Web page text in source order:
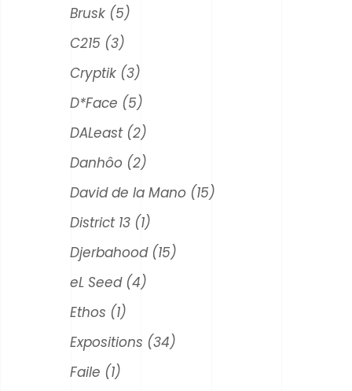
Brusk (5)
C215 (3)
Cryptik (3)
D*Face (5)
DALeast(2)
Danhôo (2)
David de la Mano (15)
District 13 (1)
Djerbahood(15)
eL Seed(4)
Ethos (1)
Expositions (34)
Faile (1)